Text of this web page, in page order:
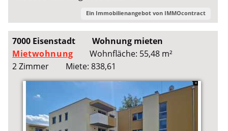
Ein Immobilienangebot von IMMOcontract
7000 Eisenstadt
Wohnung mieten
Mietwohnung
Wohnfläche: 55,48 m²
2 Zimmer
Miete: 838,61